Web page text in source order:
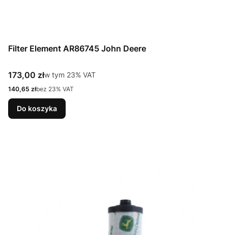
Filter Element AR86745 John Deere
Cena brutto
173,00 złw tym %s VAT
w tym 23% VAT
Cena netto
140,65 złbez 23% VAT
Do koszyka